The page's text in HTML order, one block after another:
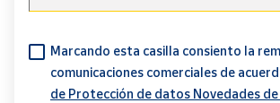
Marcando esta casilla consiento la
comunicaciones comerciales de
de Protección de datos Novedades